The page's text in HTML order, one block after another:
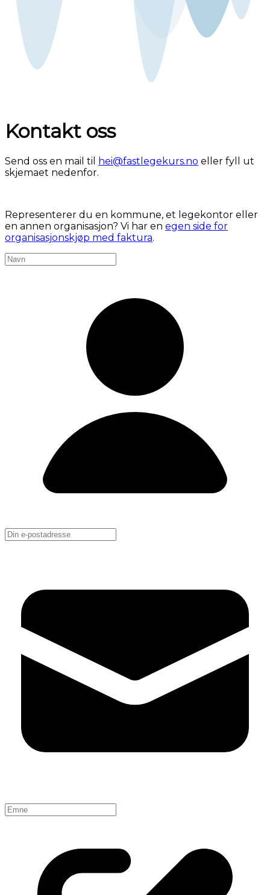
Kontakt oss
Send oss en mail til hei@fastlegekurs.no eller fyll ut
skjemaet nedenfor.
Representerer du en kommune, et legekontor eller
en annen organisasjon? Vi har en egen side for
organisasjonskjøp med faktura.